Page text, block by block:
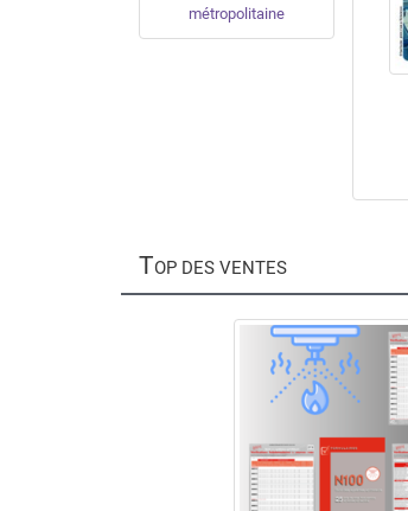
métropolitaine
TOP DES VENTES